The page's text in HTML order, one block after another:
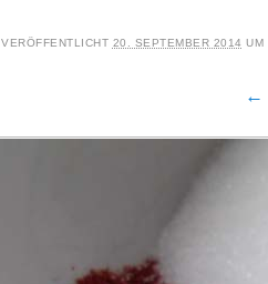
VERÖFFENTLICHT 20. SEPTEMBER 2014 UM
←